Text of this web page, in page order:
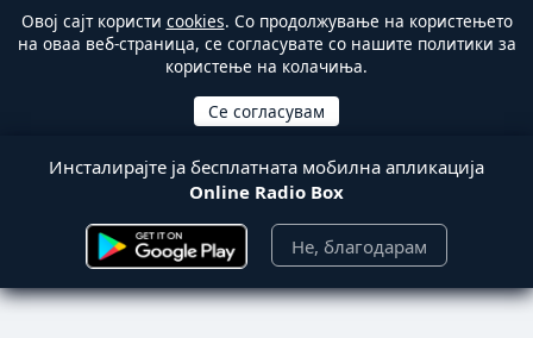
Овој сајт користи cookies. Со продолжување на користењето
на оваа веб-страница, се согласувате со нашите политики за
користење на колачиња.
Инсталирајте ја бесплатната мобилна апликација
Online Radio Box
Не, благодарам